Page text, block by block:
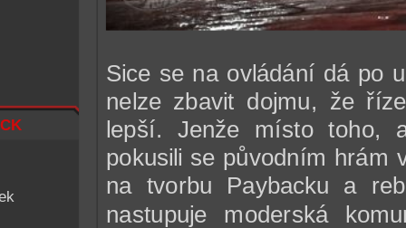
Sice se na ovládání dá po
nelze zbavit dojmu, že
lepší. Jenže místo toho,
pokusili se původním hrám
na tvorbu Paybacku a
nastupuje moderská